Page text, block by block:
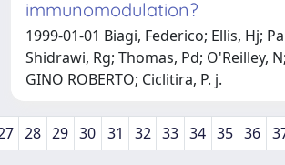
immunomodulation?
1999-01-01 Biagi, Federico; Ellis, Hj;
Shidrawi, Rg; Thomas, Pd; O'Reilley,
GINO ROBERTO; Ciclitira, P. j.
28 29 30 31 32 33 34 35 36